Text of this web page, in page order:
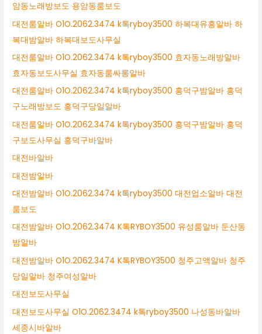
암동노래방보도 용암동룸보도
대전룸알바 O1O.2062.3474 k톡ryboy3500 하복대유흥알바 하
복대밤알바 하복대보도사무실
대전룸알바 O1O.2062.3474 k톡ryboy3500 효자동노래방알바
효자동보도사무실 효자동룸싸롱알바
대전룸알바 O1O.2062.3474 k톡ryboy3500 흥덕구밤알바 흥덕
구노래방보도 흥덕구당일알바
대전룸알바 O1O.2062.3474 k톡ryboy3500 흥덕구밤알바 흥덕
구보도사무실 흥덕구바알바
대전바알바
대전밤알바
대전밤알바 O1O.2062.3474 k톡ryboy3500 대전업소알바 대전
룸보도
대전밤알바 O1O.2062.3474 K톡RYBOY3500 유성룸알바 둔산동
밤알바
대전밤알바 O1O.2062.3474 K톡RYBOY3500 청주고액알바 청주
당일알바 청주여성알바
대전보도사무실
대전보도사무실 O1O.2062.3474 k톡ryboy3500 나성동바알바
세종시바알바